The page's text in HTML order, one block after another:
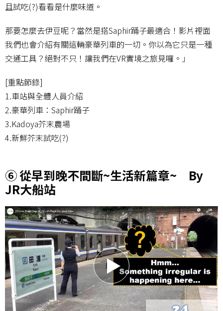
且試吃(?)看看是什麼味道。
那要怎麼去伊豆呢？當然是搭Saphir踊子最適合！影片裡面
我們也會介紹有關這輛豪華列車的一切。你以為它只是一種
交通工具？絕對不只！讓我們在VR實境之旅見囉。」
[重點節錄]
1.車站與全體人員介紹
2.豪華列車：Saphir踊子
3.Kadoya芥末農場
4.新鮮芥末試吃(?)
⑥ 從早到晚不間斷~生活新篇章~ By
JR大船站